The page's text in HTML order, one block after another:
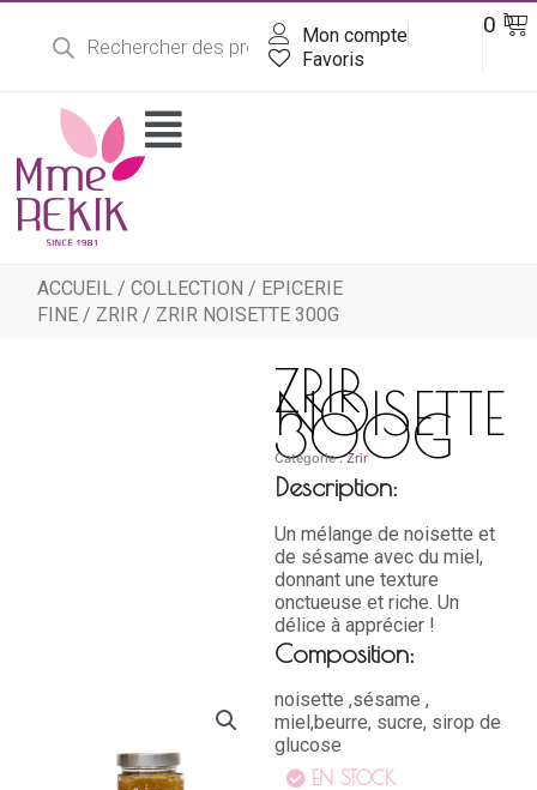
Recherche
produits
Mon compte
Favoris
0 DT
Flyout
Menu
ACCUEIL /COLLECTION / EPICERIE
FINE / ZRIR / ZRIR NOISETTE 300G
ZRIR
NOISETTE
300G
Catégorie :Zrir
Description:
Un mélange de noisette et
de sésame avec du miel,
donnant une texture
onctueuse et riche. Un
délice à apprécier !
Composition:
noisette ,sésame ,
miel,beurre, sucre, sirop de
glucose
EN STOCK